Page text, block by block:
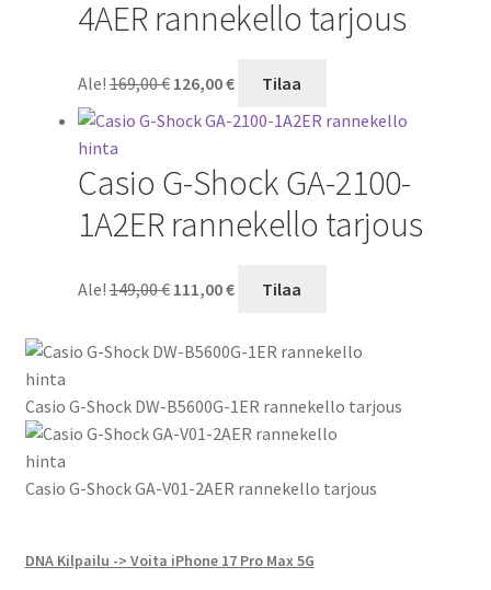
4AER rannekello tarjous
Ale!169,00€
hinta
oli:
126,00€
on:
Tilaa
Casio G-Shock GA-2100-
1A2ER rannekello tarjous
Ale!149,00€
hinta
149,00 €.
111,00€
111,00 €.
Tilaa
Casio G-Shock DW-B5600G-1ER rannekello tarjous
Casio G-Shock GA-V01-2AER rannekello tarjous
DNA Kilpailu -> Voita iPhone 17 Pro Max 5G